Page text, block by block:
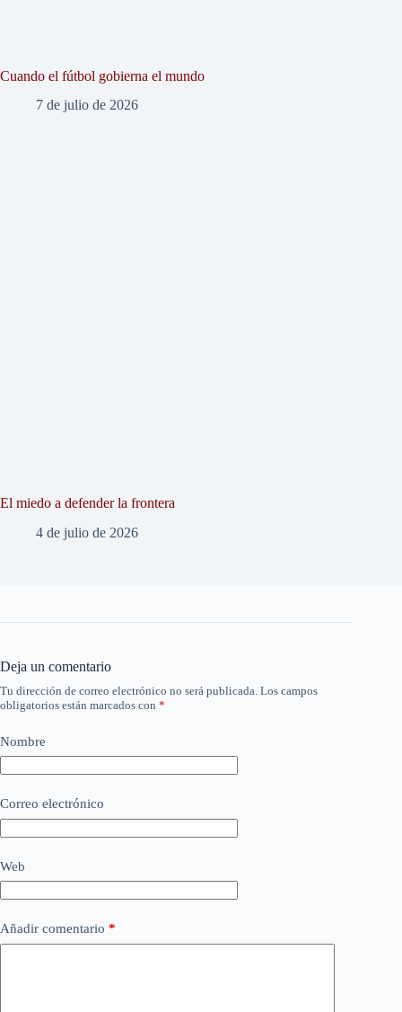
Cuando el fútbol gobierna el mundo
7 de julio de 2026
El miedo a defender la frontera
4 de julio de 2026
Deja un comentario
Tu dirección de correo electrónico no será publicada. Los campos
obligatorios están marcados con *
Nombre
Correo electrónico
Web
Añadir comentario *